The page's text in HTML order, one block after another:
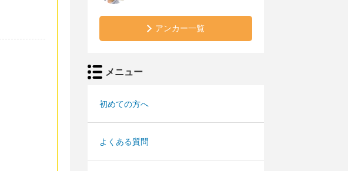
アンカー一覧
メニュー
初めての方へ
よくある質問